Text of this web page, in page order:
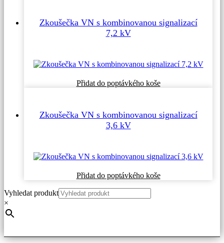
Zkoušečka VN s kombinovanou signalizací
7,2 kV
Přidat do poptávkého koše
Zkoušečka VN s kombinovanou signalizací
3,6 kV
Přidat do poptávkého koše
Vyhledat produkt
×